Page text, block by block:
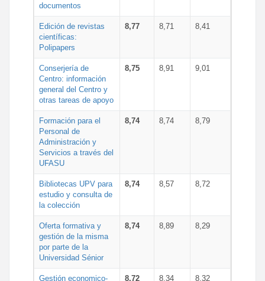
documentos
Edición de revistas
científicas:
Polipapers
8,77 8,71 8,41
Conserjería de
Centro: información
general del Centro y
otras tareas de apoyo
8,75 8,91 9,01
Formación para el
Personal de
Administración y
Servicios a través del
UFASU
8,74 8,74 8,79
Bibliotecas UPV para
estudio y consulta de
la colección
8,74 8,57 8,72
Oferta formativa y
gestión de la misma
por parte de la
Universidad Sénior
8,74 8,89 8,29
Gestión economico- 8,72 8,34 8,32